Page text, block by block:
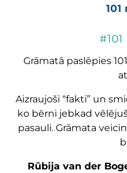
101
#101
Grāmatā paslēpies
Aizraujoši “fakti” un
ko bērni jebkad
pasauli. Grāmata
Rūbija van der